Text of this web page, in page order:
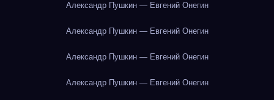
Александр Пушкин — Евгений Онегин
Александр Пушкин — Евгений Онегин
Александр Пушкин — Евгений Онегин
Александр Пушкин — Евгений Онегин